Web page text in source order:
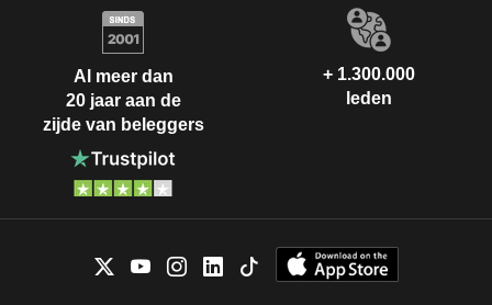
Al meer dan
20 jaar aan de
zijde van beleggers
+ 1.300.000
leden